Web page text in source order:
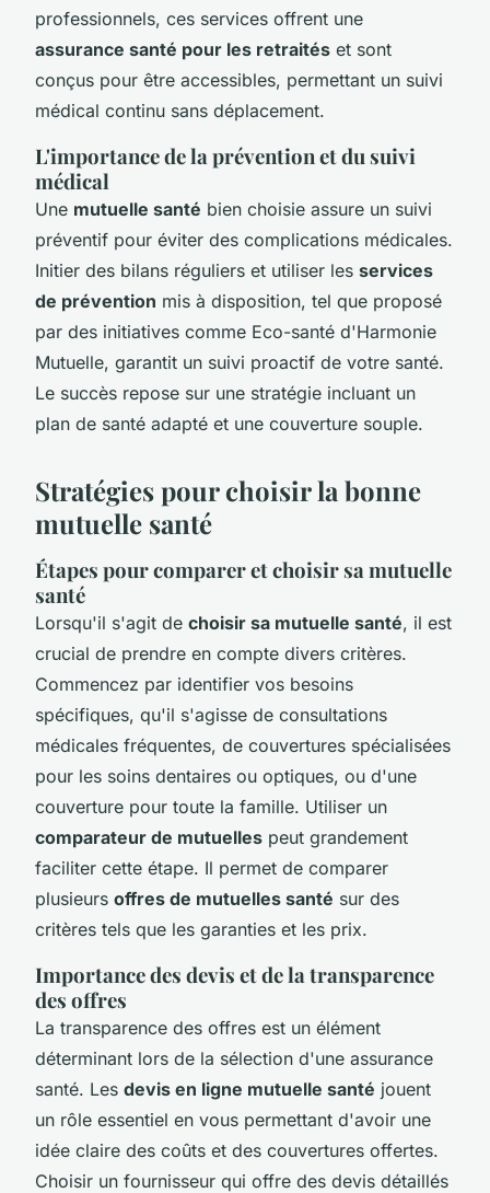
professionnels, ces services offrent une
assurance santé pour les retraités et sont
conçus pour être accessibles, permettant un suivi
médical continu sans déplacement.
L'importance de la prévention et du suivi
médical
Une mutuelle santé bien choisie assure un suivi
préventif pour éviter des complications médicales.
Initier des bilans réguliers et utiliser les services
de prévention mis à disposition, tel que proposé
par des initiatives comme Eco-santé d'Harmonie
Mutuelle, garantit un suivi proactif de votre santé.
Le succès repose sur une stratégie incluant un
plan de santé adapté et une couverture souple.
Stratégies pour choisir la bonne
mutuelle santé
Étapes pour comparer et choisir sa mutuelle
santé
Lorsqu'il s'agit de choisir sa mutuelle santé, il est
crucial de prendre en compte divers critères.
Commencez par identifier vos besoins
spécifiques, qu'il s'agisse de consultations
médicales fréquentes, de couvertures spécialisées
pour les soins dentaires ou optiques, ou d'une
couverture pour toute la famille. Utiliser un
comparateur de mutuelles peut grandement
faciliter cette étape. Il permet de comparer
plusieurs offres de mutuelles santé sur des
critères tels que les garanties et les prix.
Importance des devis et de la transparence
des offres
La transparence des offres est un élément
déterminant lors de la sélection d'une assurance
santé. Les devis en ligne mutuelle santé jouent
un rôle essentiel en vous permettant d'avoir une
idée claire des coûts et des couvertures offertes.
Choisir un fournisseur qui offre des devis détaillés